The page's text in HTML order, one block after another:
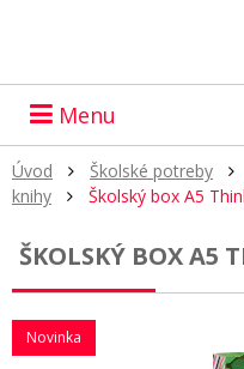
Menu
Úvod Školské potreby
knihy
Školský box A5
ŠKOLSKÝ BOX A5
Novinka